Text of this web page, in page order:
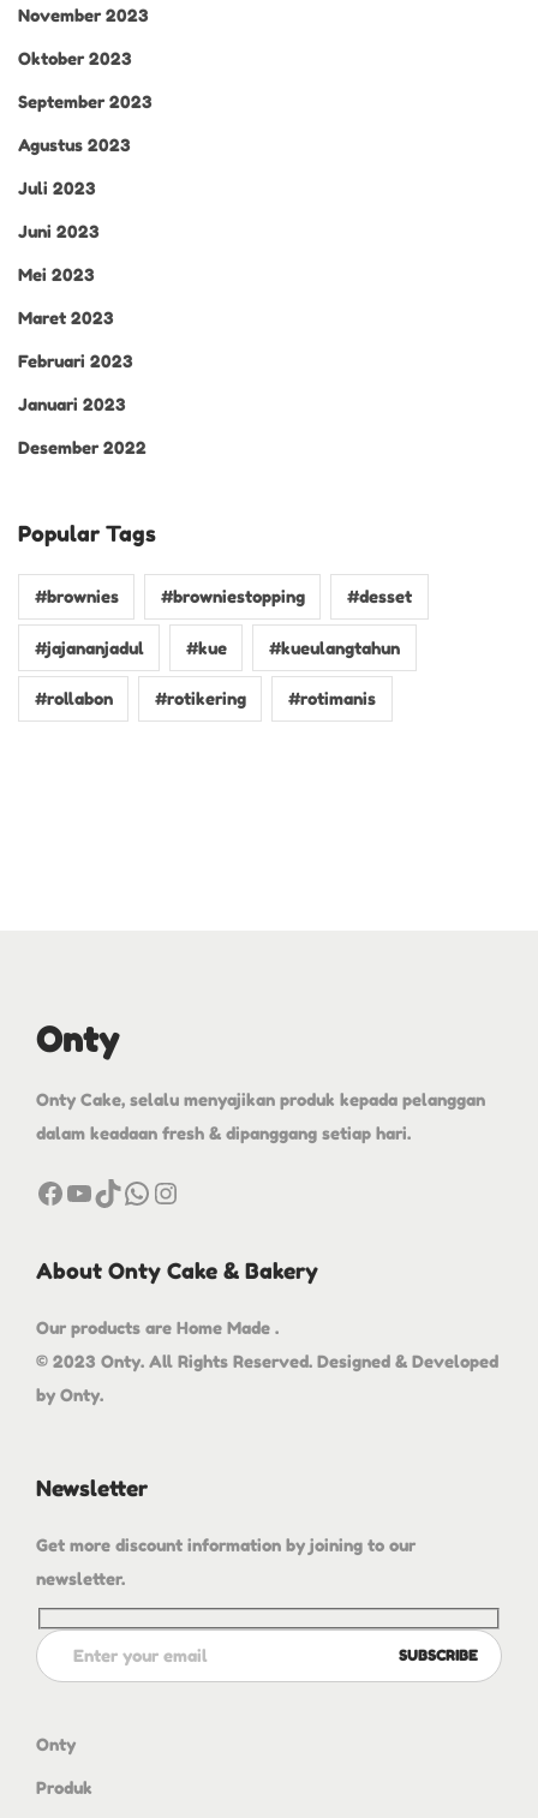
November 2023
Oktober 2023
September 2023
Agustus 2023
Juli 2023
Juni 2023
Mei 2023
Maret 2023
Februari 2023
Januari 2023
Desember 2022
Popular Tags
#brownies #browniestopping #desset
#jajananjadul #kue #kueulangtahun
#rollabon #rotikering #rotimanis
Onty
Onty Cake, selalu menyajikan produk kepada pelanggan
dalam keadaan fresh & dipanggang setiap hari.
About Onty Cake & Bakery
Our products are Home Made .
© 2023 Onty. All Rights Reserved. Designed & Developed
by Onty.
Newsletter
Get more discount information by joining to our
newsletter.
Onty
Produk